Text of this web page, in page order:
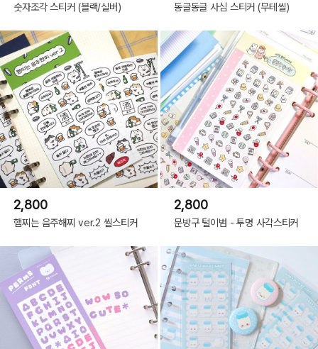
숫자조각 스티커 (블랙/실버) 동글동글 사심 스티커 (무테씰)
2,800
햄찌는 음주해찌 ver.2 씰스티커
2,800
문방구 털이범 - 투명 사각스티커